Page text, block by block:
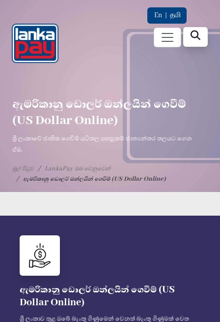
En | தமி
ඇමරිකානු ඩොලර් ඔන්ලයින් ගෙවීම්
(US Dollar Online)
ශ්‍රී ලංකාවේ ජාතික ගෙවීම් යටිතල පහසුකම් ජාත්‍යන්තර තලයට ගෙන
ඒම.
මුල් පිටුව
LankaPay ඔබ වෙනුවෙන්
ඇමරිකානු ඩොලර් ඔන්ලයින් ගෙවීම් (US Dollar Online)
ඇමරිකානු ඩොලර් ඔන්ලයින් ගෙවීම් (US
Dollar Online)
ශ්‍රී ලංකාව තුළ ඔබේ බැංකු ගිණුමෙන් වෙනත් බැංකු ගිණුමක් වෙත